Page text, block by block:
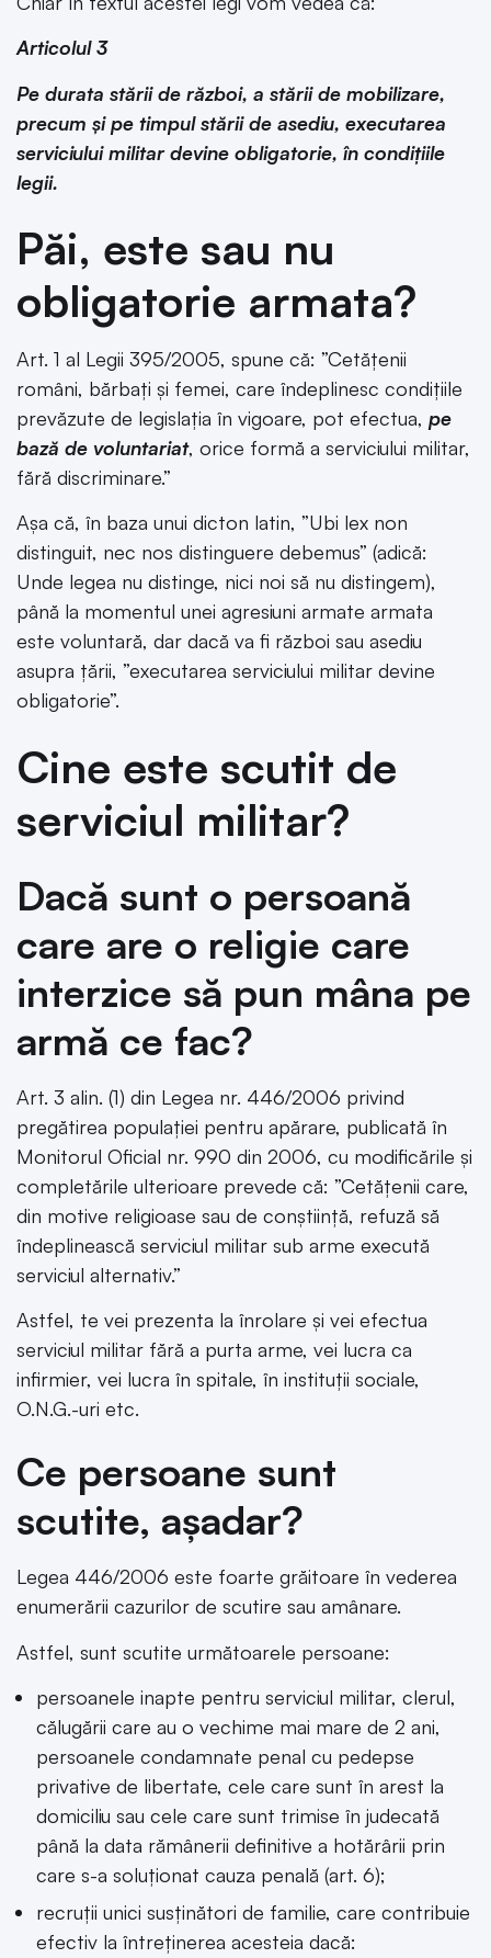
Articolul 3
Pe durata stării de război, a stării de mobilizare,
precum şi pe timpul stării de asediu, executarea
serviciului militar devine obligatorie, în condițiile
legii.
Păi, este sau nu
obligatorie armata?
Art. 1 al Legii 395/2005, spune că: ”Cetățenii
români, bărbați şi femei, care îndeplinesc condițiile
prevăzute de legislația în vigoare, pot efectua, pe
bază de voluntariat, orice formă a serviciului militar,
fără discriminare.”
Așa că, în baza unui dicton latin, ”Ubi lex non
distinguit, nec nos distinguere debemus” (adică:
Unde legea nu distinge, nici noi să nu distingem),
până la momentul unei agresiuni armate armata
este voluntară, dar dacă va fi război sau asediu
asupra țării, ”executarea serviciului militar devine
obligatorie”.
Cine este scutit de
serviciul militar?
Dacă sunt o persoană
care are o religie care
interzice să pun mâna pe
armă ce fac?
Art. 3 alin. (1) din Legea nr. 446/2006 privind
pregătirea populației pentru apărare, publicată în
Monitorul Oficial nr. 990 din 2006, cu modificările şi
completările ulterioare prevede că: ”Cetățenii care,
din motive religioase sau de conștiință, refuză să
îndeplinească serviciul militar sub arme execută
serviciul alternativ.”
Astfel, te vei prezenta la înrolare și vei efectua
serviciul militar fără a purta arme, vei lucra ca
infirmier, vei lucra în spitale, în instituții sociale,
O.N.G.-uri etc.
Ce persoane sunt
scutite, așadar?
Legea 446/2006 este foarte grăitoare în vederea
enumerării cazurilor de scutire sau amânare.
Astfel, sunt scutite următoarele persoane:
persoanele inapte pentru serviciul militar, clerul,
călugării care au o vechime mai mare de 2 ani,
persoanele condamnate penal cu pedepse
privative de libertate, cele care sunt în arest la
domiciliu sau cele care sunt trimise în judecată
până la data rămânerii definitive a hotărârii prin
care s-a soluționat cauza penală (art. 6);
recruții unici susținători de familie, care contribuie
efectiv la întreținerea acesteia dacă: